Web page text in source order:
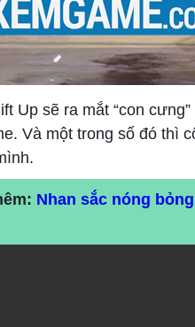
Up sẽ ra mắt “con
Và một trong số đó thì
Nhan sắc nóng